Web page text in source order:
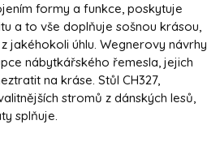
formy a funkce, poskytuje
a to vše doplňuje sošnou krásou,
jakéhokoli úhlu. Wegnerovy návrhy
nábytkářského řemesla, jejich
na kráse. Stůl CH327,
stromů z dánských lesů,
splňuje.